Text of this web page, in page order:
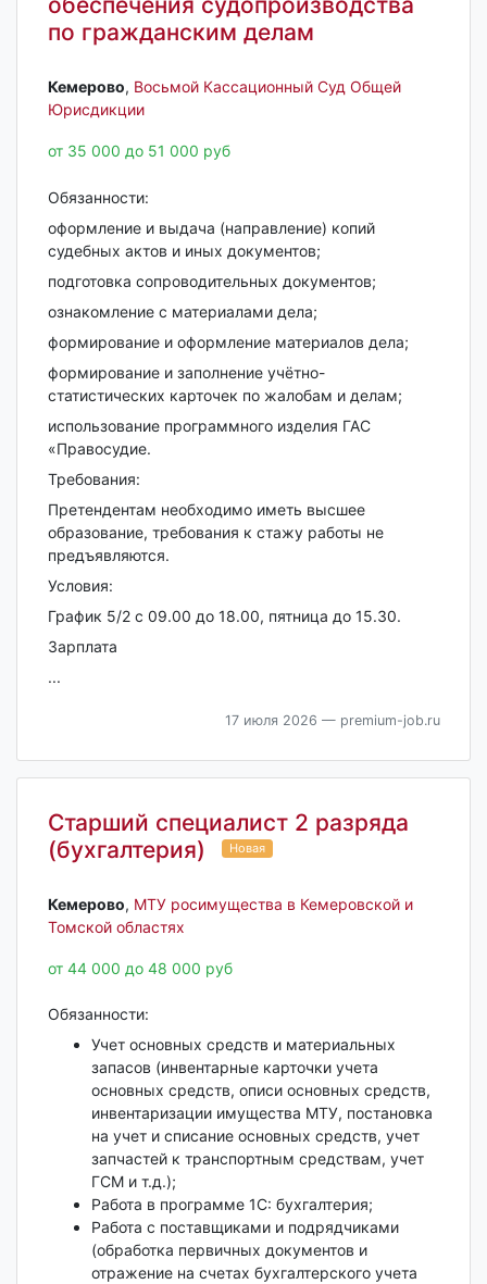
по гражданским делам
Кемерово‎, Восьмой Кассационный Суд Общей
Юрисдикции
от 35 000 до 51 000 руб
Обязанности:
оформление и выдача (направление) копий
судебных актов и иных документов;
подготовка сопроводительных документов;
ознакомление с материалами дела;
формирование и оформление материалов дела;
формирование и заполнение учётно-
статистических карточек по жалобам и делам;
использование программного изделия ГАС
«Правосудие.
Требования:
Претендентам необходимо иметь высшее
образование, требования к стажу работы не
предъявляются.
Условия:
График 5/2 с 09.00 до 18.00, пятница до 15.30.
Зарплата
...
17 июля 2026 — premium-job.ru
Старший специалист 2 разряда
(бухгалтерия)
Новая
Кемерово‎, МТУ росимущества в Кемеровской и
Томской областях
от 44 000 до 48 000 руб
Обязанности:
Учет основных средств и материальных
запасов (инвентарные карточки учета
основных средств, описи основных средств,
инвентаризации имущества МТУ, постановка
на учет и списание основных средств, учет
запчастей к транспортным средствам, учет
ГСМ и т.д.);
Работа в программе 1С: бухгалтерия;
Работа с поставщиками и подрядчиками
(обработка первичных документов и
отражение на счетах бухгалтерского учета